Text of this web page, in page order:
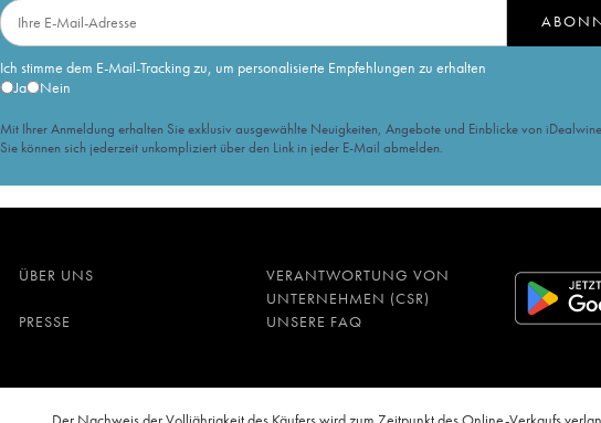
Ich stimme dem E-Mail-Tracking zu, um personalisierte Empfehlungen zu erhalten
Ja
Nein
Mit Ihrer Anmeldung erhalten Sie exklusiv ausgewählte Neuigkeiten, Angebote und Einblicke von
Sie können sich jederzeit unkompliziert über den Link in jeder E-Mail abmelden.
ÜBER UNS
VERANTWORTUNG VON
UNTERNEHMEN (CSR)
PRESSE UNSERE FAQ